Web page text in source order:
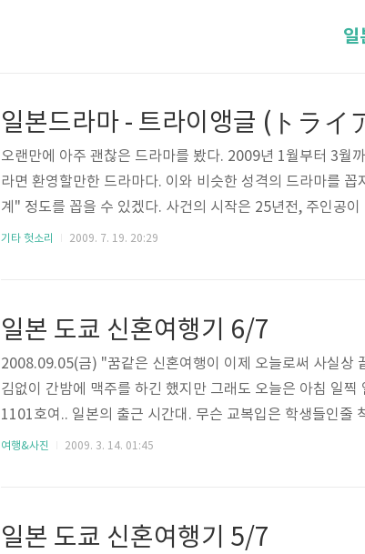
일본드라마 - 트라이앵글 (トライ
오랜만에 아주 괜찮은 드라마를 봤다. 2009년 1월부터 3월
라면 환영할만한 드라마다. 이와 비슷한 성격의 드라마를
계" 정도를 꼽을 수 있겠다. 사건의 시작은 25년전, 주인공
려오는 것에서부터 시작된다. 이 살인사건은 여러가지 이유
기타 헛소리 2009. 7. 19. 20:29
일본 도쿄 신혼여행기 6/7
2008.09.05(금) "꿈같은 신혼여행이 이제 오늘로써 사실상
김없이 간밤에 맥주를 하긴 했지만 그래도 오늘은 아침 일
1101호여.. 일본의 출근 시간대. 무슨 교복입은 학생들인줄
습니다. 일본의 가장 큰 특징 중 하나라면 바로 이런 멋진 그
여행&사진 2009. 3. 14. 01:45
일본 도쿄 신혼여행기 5/7